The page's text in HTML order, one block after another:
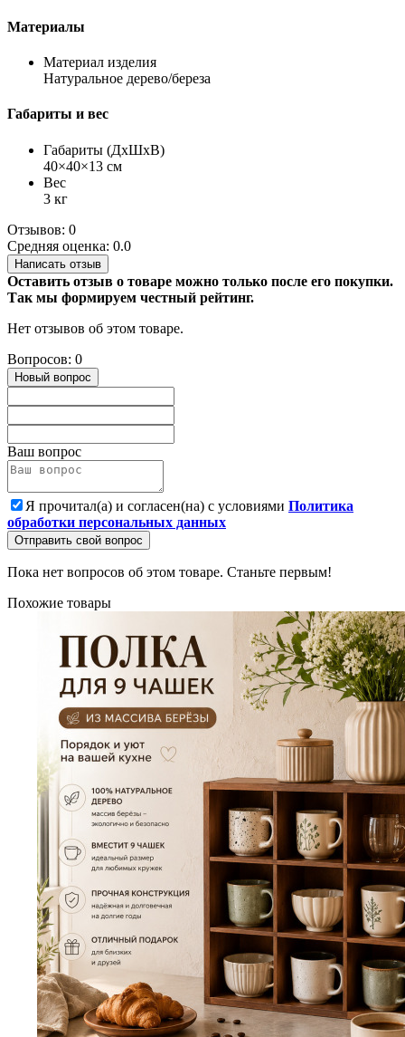
Материалы
Материал изделия
Натуральное дерево/береза
Габариты и вес
Габариты (ДхШхВ)
40×40×13 см
Вес
3 кг
Отзывов: 0
Средняя оценка: 0.0
Написать отзыв
Оставить отзыв о товаре можно только после его покупки.
Так мы формируем честный рейтинг.
Нет отзывов об этом товаре.
Вопросов: 0
Новый вопрос
Ваш вопрос
Я прочитал(а) и согласен(на) с условиями Политика
обработки персональных данных
Отправить свой вопрос
Пока нет вопросов об этом товаре. Станьте первым!
Похожие товары